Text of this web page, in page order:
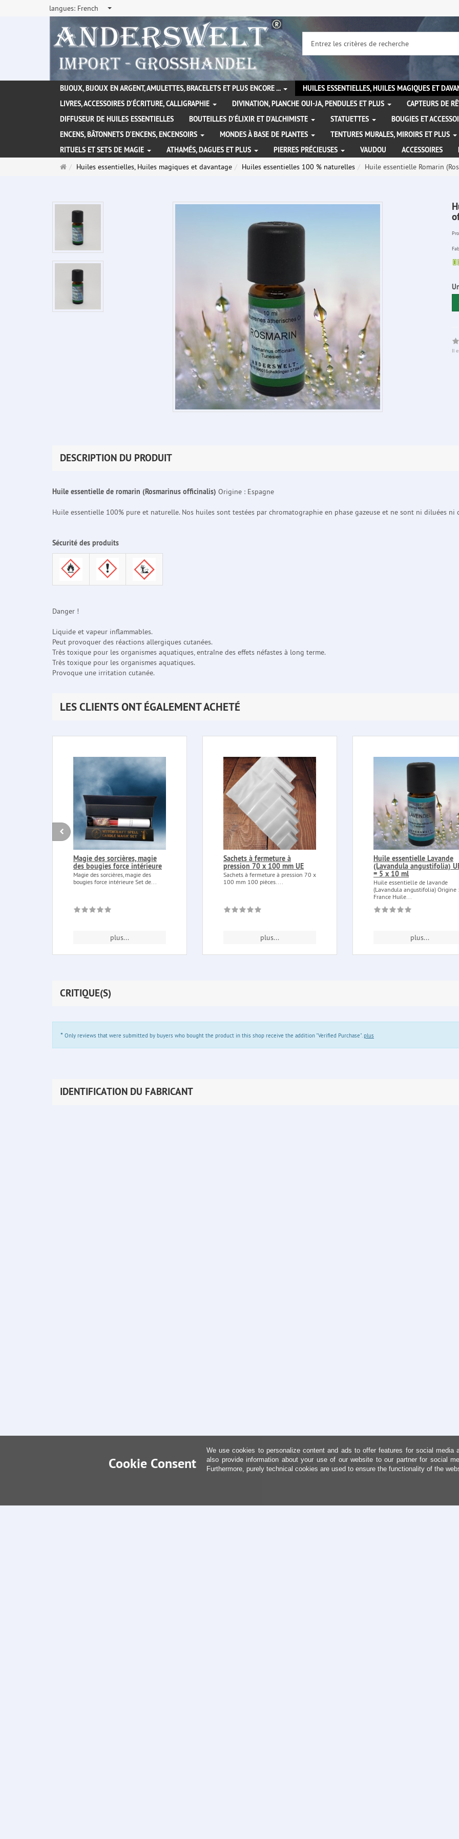
langues: French
BIJOUX, BIJOUX EN ARGENT, AMULETTES, BRACELETS ET PLUS ENCORE ... HUILES ESSENTIELLES, HUILES MAGIQUES ET
LIVRES, ACCESSOIRES D'ÉCRITURE, CALLIGRAPHIE
DIVINATION, PLANCHE OUI-JA, PENDULES ET PLUS
CAPTEURS DE
DIFFUSEUR DE HUILES ESSENTIELLES
BOUTEILLES D'ÉLIXIR ET D'ALCHIMISTE STATUETTES
BOUGIES ET
ENCENS, BÂTONNETS D'ENCENS, ENCENSOIRS
MONDES À BASE DE PLANTES TENTURES MURALES, MIROIRS ET PLUS
RITUELS ET SETS DE MAGIE
ATHAMÉS, DAGUES ET PLUS PIERRES PRÉCIEUSES VAUDOU ACCESSOIRES
PageHuiles essentielles, Huiles magiques et davantage Huiles essentielles 100 % naturelles Huile essentielle Romarin
Il
DESCRIPTION DU PRODUIT
Huile essentielle de romarin (Rosmarinus officinalis) Origine : Espagne
Huile essentielle 100% pure et naturelle. Nos huiles sont testées par chromatographie en phase gazeuse et ne sont ni diluées ni
Sécurité des produits
Danger !
Liquide et vapeur inflammables.
Peut provoquer des réactions allergiques cutanées.
Très toxique pour les organismes aquatiques, entraîne des effets néfastes à long terme.
Très toxique pour les organismes aquatiques.
Provoque une irritation cutanée.
LES CLIENTS ONT ÉGALEMENT ACHETÉ
Magie des sorcières, magie
des bougies force intérieure
Magie des sorcières, magie des
bougies force intérieure Set de...
plus...
Sachets à fermeture à
pression 70 x 100 mm UE
Sachets à fermeture à pression 70 x
100 mm 100 pièces....
plus...
Huile essentielle Lavande
(Lavandula angustifolia)
= 5 x 10 ml
Huile essentielle de lavande
(Lavandula angustifolia) Origine :
France Huile...
plus...
CRITIQUE(S)
* Only reviews that were submitted by buyers who bought the product in this shop receive the addition "Verified Purchase".plus
IDENTIFICATION DU FABRICANT
Cookie Consent
We use cookies to personalize content and ads to offer features for social media
also provide information about your use of our website to our partner for social
Furthermore, purely technical cookies are used to ensure the functionality of the